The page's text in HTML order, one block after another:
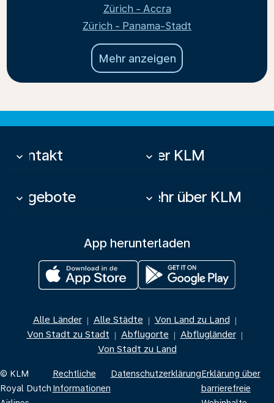
Zürich - Accra
Zürich - Panama-Stadt
Mehr anzeigen
Kontakt
keyboard_arrow_down Über KLM
keyboard_arrow_down
Angebote
keyboard_arrow_down Mehr über KLM
keyboard_arrow_down
App herunterladen
Alle Länder | Alle Städte | Von Land zu Land |
Von Stadt zu Stadt | Abflugorte | Abflugländer |
Von Stadt zu Land
© KLM
Royal Dutch
Rechtliche
Informationen
DatenschutzerklärungErklärung über
barrierefreie